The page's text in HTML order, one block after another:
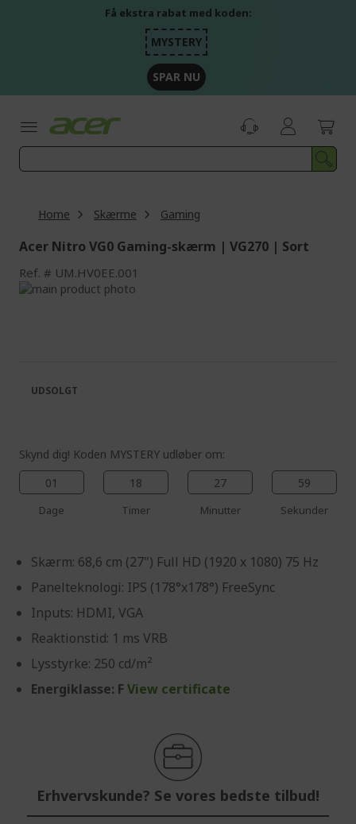
Få ekstra rabat med koden:
MYSTERY
SPAR NU
Home Skærme Gaming
Acer Nitro VG0 Gaming-skærm | VG270 | Sort
Ref. UM.HV0EE.001
Skip
images
gallery
the
images
Skynd dig! Koden MYSTERY udløber om:
01
Dage
18
Timer
27
Minutter
59
Sekunder
Skærm: 68,6 cm (27") Full HD (1920 x 1080) 75 Hz
Panelteknologi: IPS (178°x178°) FreeSync
Inputs: HDMI, VGA
Reaktionstid: 1 ms VRB
Lysstyrke: 250 cd/m²
Energiklasse: F View certificate
Erhvervskunde? Se vores bedste tilbud!
UDSOLGT